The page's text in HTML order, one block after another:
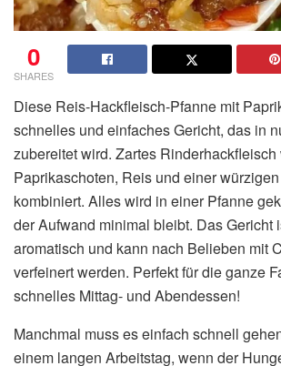
0
SHARES
Diese Reis-Hackfleisch-Pfanne mit
schnelles und einfaches Gericht, das in
zubereitet wird. Zartes
Paprikaschoten, Reis und einer
kombiniert. Alles wird in einer Pfanne
der Aufwand minimal bleibt. Das Gericht
aromatisch und kann nach Belieben mit
verfeinert werden. Perfekt für die ganze
schnelles Mittag- und Abendessen!
Manchmal muss es einfach schnell
einem langen Arbeitstag, wenn der